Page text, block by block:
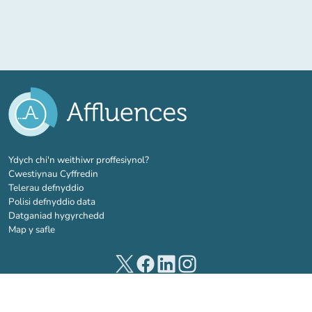
Ydych chi'n weithiwr proffesiynol?(tab newydd)
Cwestiynau Cyffredin
Telerau defnyddio
Polisi defnyddio data
Datganiad hygyrchedd
Map y safle
(tab newydd)
(tab newydd)
(tab newydd)